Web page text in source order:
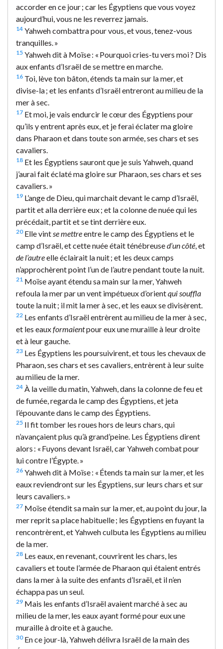
accorder en ce jour ; car les Égyptiens que vous voyez
aujourd’hui, vous ne les reverrez jamais.
14 Yahweh combattra pour vous, et vous, tenez-vous
tranquilles. »
15 Yahweh dit à Moïse : « Pourquoi cries-tu vers moi ? Dis
aux enfants d’Israël de se mettre en marche.
16 Toi, lève ton bâton, étends ta main sur la mer, et
divise-la ; et les enfants d’Israël entreront au milieu de la
mer à sec.
17 Et moi, je vais endurcir le cœur des Égyptiens pour
qu’ils y entrent après eux, et je ferai éclater ma gloire
dans Pharaon et dans toute son armée, ses chars et ses
cavaliers.
18 Et les Égyptiens sauront que je suis Yahweh, quand
j’aurai fait éclaté ma gloire sur Pharaon, ses chars et ses
cavaliers. »
19 L’ange de Dieu, qui marchait devant le camp d’Israël,
partit et alla derrière eux ; et la colonne de nuée qui les
précédait, partit et se tint derrière eux.
20Elle vint se mettreentre le camp des Égyptiens et le
camp d’Israël, et cette nuée était ténébreused’un côté , et
de l’autreelle éclairait la nuit ; et les deux camps
n’approchèrent point l’un de l’autre pendant toute la nuit.
21 Moïse ayant étendu sa main sur la mer, Yahweh
refoula la mer par un vent impétueux d’orientqui souffla
toute la nuit ; il mit la mer à sec, et les eaux se divisèrent.
22 Les enfants d’Israël entrèrent au milieu de la mer à sec,
et les eauxformaientpour eux une muraille à leur droite
et à leur gauche.
23 Les Égyptiens les poursuivirent, et tous les chevaux de
Pharaon, ses chars et ses cavaliers, entrèrent à leur suite
au milieu de la mer.
24 À la veille du matin, Yahweh, dans la colonne de feu et
de fumée, regarda le camp des Égyptiens, et jeta
l’épouvante dans le camp des Égyptiens.
25 Il fit tomber les roues hors de leurs chars, qui
n’avançaient plus qu’à grand’peine. Les Égyptiens dirent
alors : « Fuyons devant Israël, car Yahweh combat pour
lui contre l’Égypte. »
26 Yahweh dit à Moïse : « Étends ta main sur la mer, et les
eaux reviendront sur les Égyptiens, sur leurs chars et sur
leurs cavaliers. »
27 Moïse étendit sa main sur la mer, et, au point du jour, la
mer reprit sa place habituelle ; les Égyptiens en fuyant la
rencontrèrent, et Yahweh culbuta les Égyptiens au milieu
de la mer.
28 Les eaux, en revenant, couvrirent les chars, les
cavaliers et toute l’armée de Pharaon qui étaient entrés
dans la mer à la suite des enfants d’Israël, et il n’en
échappa pas un seul.
29 Mais les enfants d’Israël avaient marché à sec au
milieu de la mer, les eaux ayant formé pour eux une
muraille à droite et à gauche.
30En ce jour-là, Yahweh délivra Israël de la main des